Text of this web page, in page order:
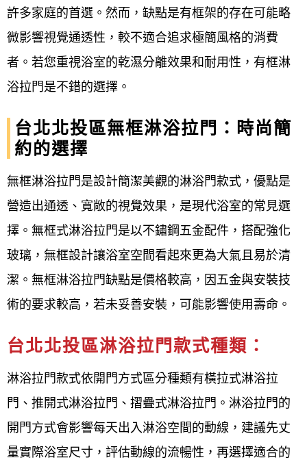
鋁合金淋浴拉門
不鏽鋼淋浴拉門
台北北投區淋浴拉門宅急便 電話
0800-707-808 (浴室淋浴拉門、浴
我們專營乾溼分離-浴室淋浴拉門、衛浴設備相關服務
台北北投區淋浴門安裝更換案例：
東華街二段
案場：福典建設-福林國典社區
客戶：林先生
施作項目：浴室淋浴拉門更換防水膠條，矽
許多家庭的首選。然而，缺點是有框架的存在可能略
微影響視覺通透性，較不適合追求極簡風格的消費
者。若您重視浴室的乾濕分離效果和耐用性，有框淋
浴拉門是不錯的選擇。
台北北投區無框淋浴拉門：時尚簡
約的選擇
無框淋浴拉門是設計簡潔美觀的淋浴門款式，優點是
營造出通透、寬敞的視覺效果，是現代浴室的常見選
擇。無框式淋浴拉門是以不鏽鋼五金配件，搭配強化
玻璃，無框設計讓浴室空間看起來更為大氣且易於清
潔。無框淋浴拉門缺點是價格較高，因五金與安裝技
術的要求較高，若未妥善安裝，可能影響使用壽命。
台北北投區淋浴拉門款式種類：
淋浴拉門款式依開門方式區分種類有橫拉式淋浴拉
門、推開式淋浴拉門、摺疊式淋浴拉門。淋浴拉門的
開門方式會影響每天出入淋浴空間的動線，建議先丈
量實際浴室尺寸，評估動線的流暢性，再選擇適合的